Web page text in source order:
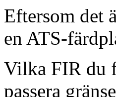
Eftersom det
en ATS-
Vilka FIR du
passera